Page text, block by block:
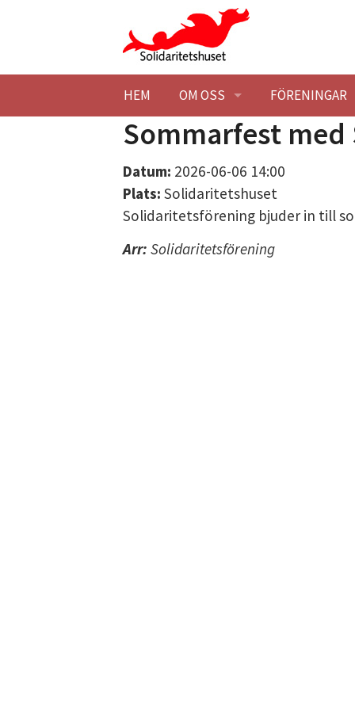
HEM OM OSS
BESÖK OSS HITTA HIT
STUDIEBESÖK
KONTAKTA OSS
SOLIDARITETSHUSET EK.
STADGAR
STYRELSE
FÖRENINGAR
BLI MEDLEM
Sommarfest
Datum: 2026-06-06 14:00
Plats: Solidaritetshuset
Solidaritetsförening bjuder in till
Arr: Solidaritetsförening